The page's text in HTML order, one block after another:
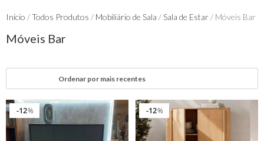
Início /Todos Produtos / Mobiliário de Sala / Sala de Estar/ Móveis Bar
Móveis Bar
%
12 %
12